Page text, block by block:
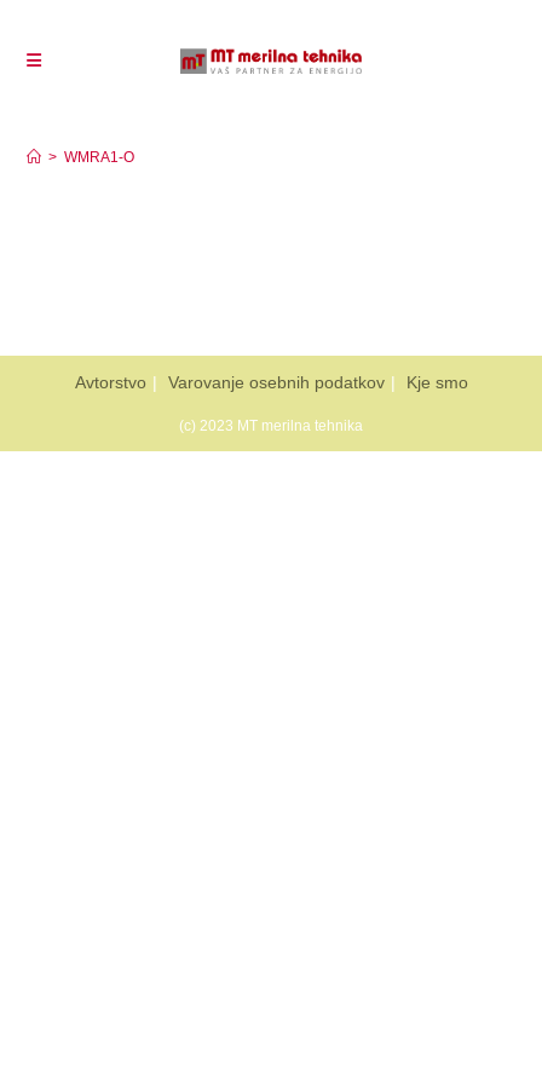
> WMRA1-O
Avtorstvo Varovanje osebnih podatkov Kje smo
(c) 2023 MT merilna tehnika